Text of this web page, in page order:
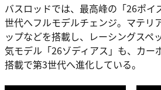
バスロッドでは、最高峰の「26ポイ
世代へフルモデルチェンジ。マテリ
ップなどを搭載し、レーシングスペ
気モデル「26ゾディアス」も、カー
搭載で第3世代へ進化している。